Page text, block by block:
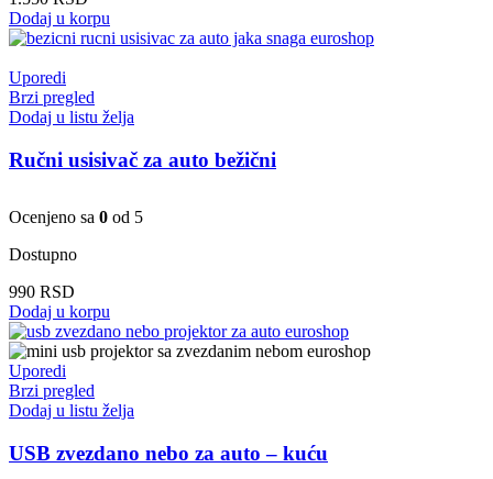
Dodaj u korpu
Uporedi
Brzi pregled
Dodaj u listu želja
Ručni usisivač za auto bežični
Ocenjeno sa 0 od 5
Dostupno
990 RSD
Dodaj u korpu
Uporedi
Brzi pregled
Dodaj u listu želja
USB zvezdano nebo za auto – kuću